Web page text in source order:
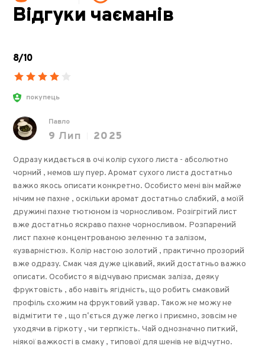
Відгуки чаєманів
8/10
покупець
Павло
9 Лип 2025
Одразу кидається в очі колір сухого листа - абсолютно
чорний , немов шу пуер. Аромат сухого листа достатньо
важко якось описати конкретно. Особисто мені він майже
нічим не пахне , оскільки аромат достатньо слабкий, а моїй
дружині пахне тютюном із чорносливом. Розігрітий лист
вже достатньо яскраво пахне чорносливом. Розпарений
лист пахне концентрованою зеленню та залізом,
«узварністю». Колір настою золотий , практично прозорий
вже одразу. Смак чая дуже цікавий, який достатньо важко
описати. Особисто я відчуваю присмак заліза, деяку
фруктовість , або навіть ягідність, що робить смаковий
профіль схожим на фруктовий узвар. Також не можу не
відмітити те , що пʼється дуже легко і приємно, зовсім не
уходячи в гіркоту , чи терпкість. Чай однозначно питкий,
ніякої важкості в смаку , типової для шенів не відчутно.